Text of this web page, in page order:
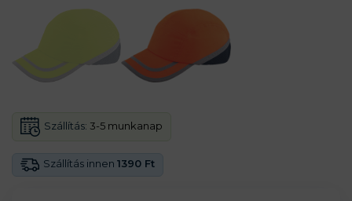
Szállítás innen 1390 Ft
Szállítás: 3-5 munkanap